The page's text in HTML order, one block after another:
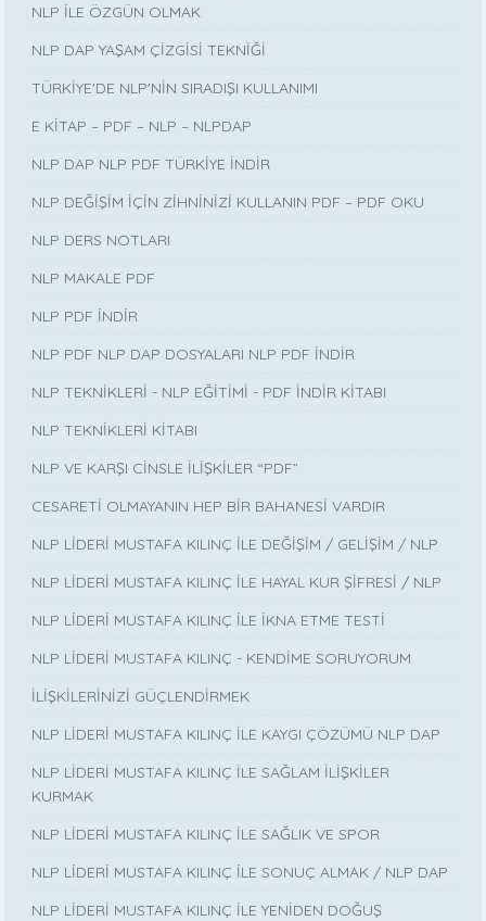
NLP İLE ÖZGÜN OLMAK
NLP DAP YAŞAM ÇİZGİSİ TEKNİĞİ
TÜRKİYE'DE NLP'NİN SIRADIŞI KULLANIMI
E KİTAP – PDF – NLP – NLPDAP
NLP DAP NLP PDF TÜRKİYE İNDİR
NLP DEĞİŞİM İÇİN ZİHNİNİZİ KULLANIN PDF – PDF OKU
NLP DERS NOTLARI
NLP MAKALE PDF
NLP PDF İNDİR
NLP PDF NLP DAP DOSYALARI NLP PDF İNDİR
NLP TEKNİKLERİ - NLP EĞİTİMİ - PDF İNDİR KİTABI
NLP TEKNİKLERİ KİTABI
NLP VE KARŞI CİNSLE İLİŞKİLER “PDF”
CESARETİ OLMAYANIN HEP BİR BAHANESİ VARDIR
NLP LİDERİ MUSTAFA KILINÇ İLE DEĞİŞİM / GELİŞİM / NLP
NLP LİDERİ MUSTAFA KILINÇ İLE HAYAL KUR ŞİFRESİ / NLP
NLP LİDERİ MUSTAFA KILINÇ İLE İKNA ETME TESTİ
NLP LİDERİ MUSTAFA KILINÇ - KENDİME SORUYORUM
İLİŞKİLERİNİZİ GÜÇLENDİRMEK
NLP LİDERİ MUSTAFA KILINÇ İLE KAYGI ÇÖZÜMÜ NLP DAP
NLP LİDERİ MUSTAFA KILINÇ İLE SAĞLAM İLİŞKİLER
KURMAK
NLP LİDERİ MUSTAFA KILINÇ İLE SAĞLIK VE SPOR
NLP LİDERİ MUSTAFA KILINÇ İLE SONUÇ ALMAK / NLP DAP
NLP LİDERİ MUSTAFA KILINÇ İLE YENİDEN DOĞUŞ